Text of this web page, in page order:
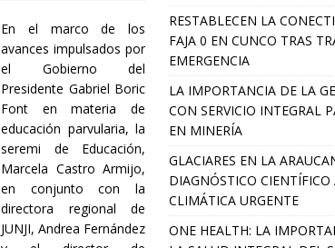
En el marco de los
avances impulsados por
el Gobierno del
Presidente Gabriel Boric
Font en materia de
educación parvularia, la
seremi de Educación,
Marcela Castro Armijo,
en conjunto con la
directora regional de
JUNJI, Andrea Fernández
RESTABLECEN LA
FAJA 0 EN CUNCO TRAS
EMERGENCIA
LA IMPORTANCIA DE LA
CON SERVICIO INTEGRAL
EN MINERÍA
GLACIARES EN LA
DIAGNÓSTICO CIENTÍFICO
CLIMÁTICA URGENTE
ONE HEALTH: LA